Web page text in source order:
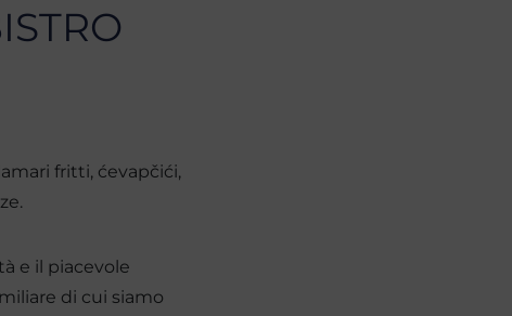
fritti, ćevapčići,
e il piacevole
di cui siamo